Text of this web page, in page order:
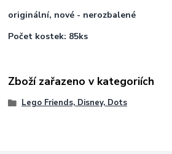
originální, nové - nerozbalené
Počet kostek: 85ks
Zboží zařazeno v kategoriích
Lego Friends, Disney, Dots